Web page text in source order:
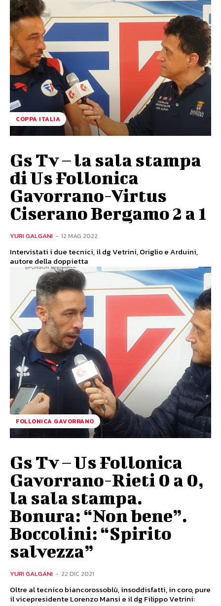
COPPA ITALIA
Gs Tv – la sala stampa
di Us Follonica
Gavorrano-Virtus
Ciserano Bergamo 2 a 1
YURI GALGANI - 12 MAG 2022
Intervistati i due tecnici, il dg Vetrini, Origlio e Arduini,
autore della doppietta
FOLLONICA GAVORRANO
Gs Tv – Us Follonica
Gavorrano-Rieti 0 a 0,
la sala stampa.
Bonura: “Non bene”.
Boccolini: “Spirito
salvezza”
YURI GALGANI - 22 DIC 2021
Oltre al tecnico biancorossoblù, insoddisfatti, in coro, pure
il vicepresidente Lorenzo Mansi e il dg Filippo Vetrini: